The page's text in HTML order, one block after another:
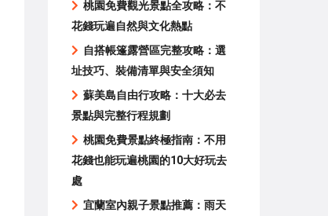
桃園免費觀光景點全攻略：不
花錢玩遍自然與文化熱點
自搭帳篷露營區完整攻略：選
址技巧、裝備清單與安全須知
蘇美島自由行攻略：十大必去
景點與完整行程規劃
桃園免費景點終極指南：不用
花錢也能玩遍桃園的10大好玩去
處
宜蘭室內親子景點推薦：雨天